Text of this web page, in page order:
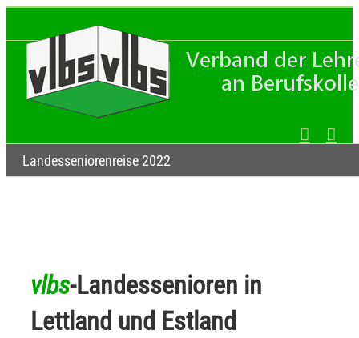
Inhalt
Landesseniorenreise 2022
vlbs-Landessenioren in
Lettland und Estland